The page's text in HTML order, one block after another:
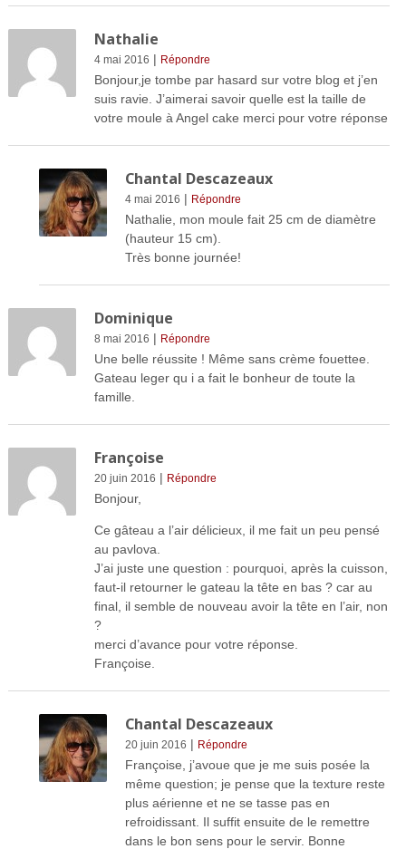
Nathalie
4 mai 2016 | Répondre
Bonjour,je tombe par hasard sur votre blog et j’en
suis ravie. J’aimerai savoir quelle est la taille de
votre moule à Angel cake merci pour votre réponse
Chantal Descazeaux
4 mai 2016 | Répondre
Nathalie, mon moule fait 25 cm de diamètre
(hauteur 15 cm).
Très bonne journée!
Dominique
8 mai 2016 | Répondre
Une belle réussite ! Même sans crème fouettee.
Gateau leger qu i a fait le bonheur de toute la
famille.
Françoise
20 juin 2016 | Répondre
Bonjour,
Ce gâteau a l’air délicieux, il me fait un peu pensé
au pavlova.
J’ai juste une question : pourquoi, après la cuisson,
faut-il retourner le gateau la tête en bas ? car au
final, il semble de nouveau avoir la tête en l’air, non
?
merci d’avance pour votre réponse.
Françoise.
Chantal Descazeaux
20 juin 2016 | Répondre
Françoise, j’avoue que je me suis posée la
même question; je pense que la texture reste
plus aérienne et ne se tasse pas en
refroidissant. Il suffit ensuite de le remettre
dans le bon sens pour le servir. Bonne